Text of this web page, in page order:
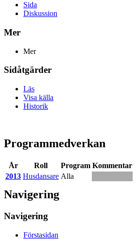
Sida
Diskussion
Mer
Mer
Sidåtgärder
Läs
Visa källa
Historik
Programmedverkan
År Roll Program Kommentar
2013 Husdansare Alla
Navigering
Navigering
Förstasidan